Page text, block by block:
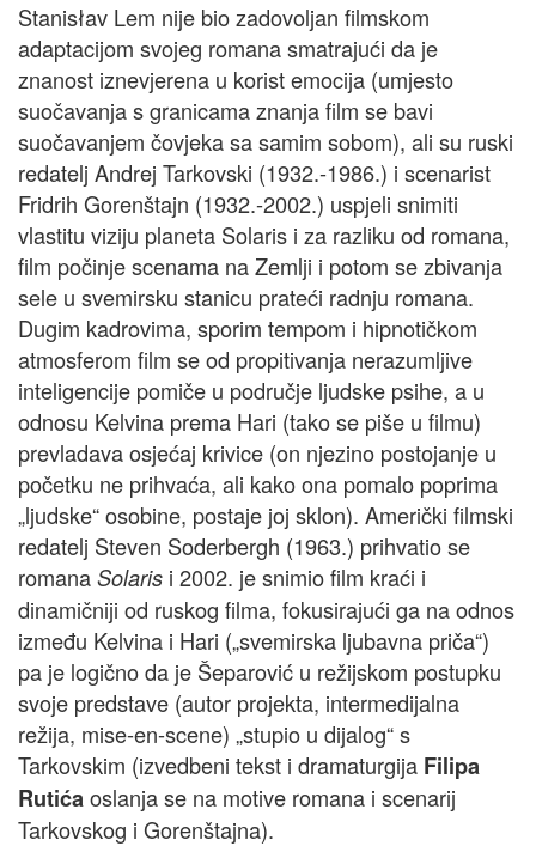
Stanisłav Lem nije bio zadovoljan filmskom
adaptacijom svojeg romana smatrajući da je
znanost iznevjerena u korist emocija (umjesto
suočavanja s granicama znanja film se bavi
suočavanjem čovjeka sa samim sobom), ali su ruski
redatelj Andrej Tarkovski (1932.-1986.) i scenarist
Fridrih Gorenštajn (1932.-2002.) uspjeli snimiti
vlastitu viziju planeta Solaris i za razliku od romana,
film počinje scenama na Zemlji i potom se zbivanja
sele u svemirsku stanicu prateći radnju romana.
Dugim kadrovima, sporim tempom i hipnotičkom
atmosferom film se od propitivanja nerazumljive
inteligencije pomiče u područje ljudske psihe, a u
odnosu Kelvina prema Hari (tako se piše u filmu)
prevladava osjećaj krivice (on njezino postojanje u
početku ne prihvaća, ali kako ona pomalo poprima
„ljudske“ osobine, postaje joj sklon). Američki filmski
redatelj Steven Soderbergh (1963.) prihvatio se
romana Solaris i 2002. je snimio film kraći i
dinamičniji od ruskog filma, fokusirajući ga na odnos
između Kelvina i Hari („svemirska ljubavna priča“)
pa je logično da je Šeparović u režijskom postupku
svoje predstave (autor projekta, intermedijalna
režija, mise-en-scene) „stupio u dijalog“ s
Tarkovskim (izvedbeni tekst i dramaturgija Filipa
Rutićaoslanja se na motive romana i scenarij
Tarkovskog i Gorenštajna).